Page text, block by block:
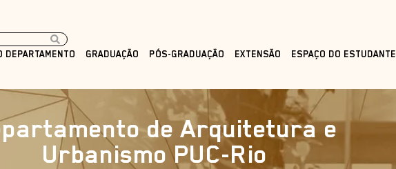
DEPARTAMENTO GRADUAÇÃO PÓS-GRADUAÇÃO EXTENSÃO ESPAÇO DO ESTUDANTE
de Arquitetura e
Urbanismo PUC-Rio